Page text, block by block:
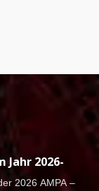
Jahr 2026-
2026 AMPA –